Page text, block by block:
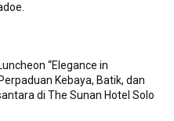
“Elegance in
Kebaya, Batik, dan
di The Sunan Hotel Solo